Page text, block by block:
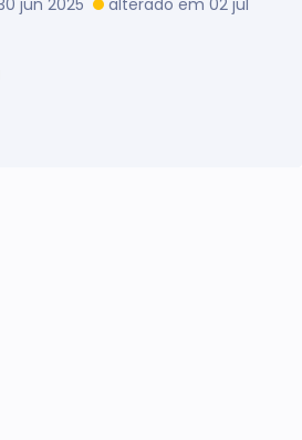
jun 2025
alterado em 02 jul